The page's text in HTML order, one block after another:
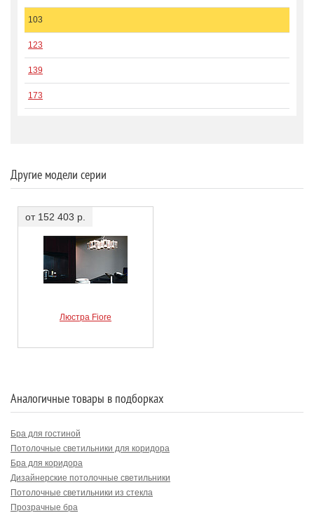
103
123
139
173
Другие модели серии
от 152 403 р.
Люстра Fiore
Аналогичные товары в подборках
Бра для гостиной
Потолочные светильники для коридора
Бра для коридора
Дизайнерские потолочные светильники
Потолочные светильники из стекла
Прозрачные бра